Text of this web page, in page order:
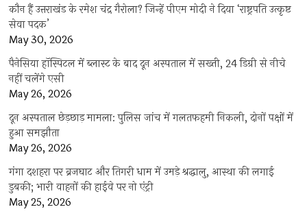
कौन हैं उत्तराखंड के रमेश चंद्र गैरोला? जिन्हें पीएम मोदी ने दिया ‘राष्ट्रपति उत्कृष्ट
सेवा पदक’
May 30, 2026
पैनेसिया हॉस्पिटल में ब्लास्ट के बाद दून अस्पताल में सख्ती, 24 डिग्री से नीचे
नहीं चलेंगे एसी
May 26, 2026
दून अस्पताल छेड़छाड़ मामला: पुलिस जांच में गलतफहमी निकली, दोनों पक्षों में
हुआ समझौता
May 26, 2026
गंगा दशहरा पर ब्रजघाट और तिगरी धाम में उमड़े श्रद्धालु, आस्था की लगाई
डुबकी; भारी वाहनों की हाईवे पर नो एंट्री
May 25, 2026